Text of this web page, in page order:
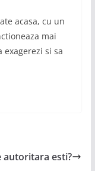
acasa, cu un
mai
si sa
autoritara esti?